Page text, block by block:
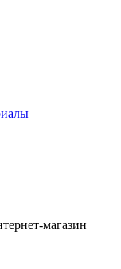
магазин